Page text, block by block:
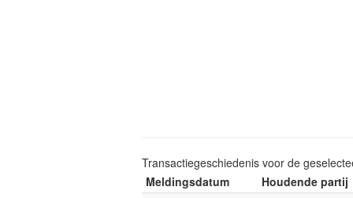
Transactiegeschiedenis voor de
Meldingsdatum
Houdende partij